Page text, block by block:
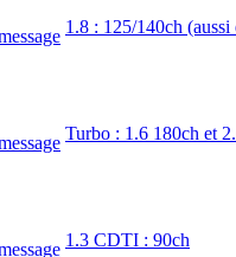
1.8 : 125/140ch
Turbo : 1.6 180ch et
1.3 CDTI : 90ch